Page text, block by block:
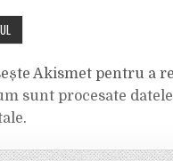
Akismet pentru a
sunt procesate datele
.